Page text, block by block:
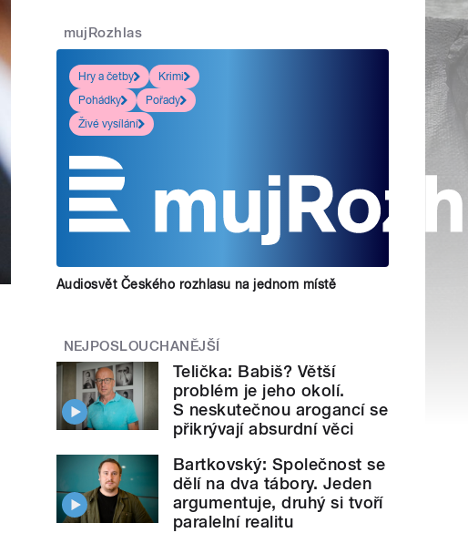
mujRozhlas
Hry a četby
Krimi
Pohádky
Pořady
Živé vysílání
Audiosvět Českého rozhlasu na jednom místě
NEJPOSLOUCHANĚJŠÍ
Telička: Babiš? Větší
problém je jeho okolí.
S neskutečnou arogancí se
přikrývají absurdní věci
Bartkovský: Společnost se
dělí na dva tábory. Jeden
argumentuje, druhý si tvoří
paralelní realitu